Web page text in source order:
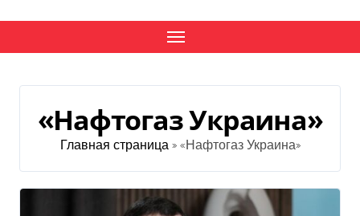
«Нафтогаз Украина»
Главная страница» «Нафтогаз Украина»